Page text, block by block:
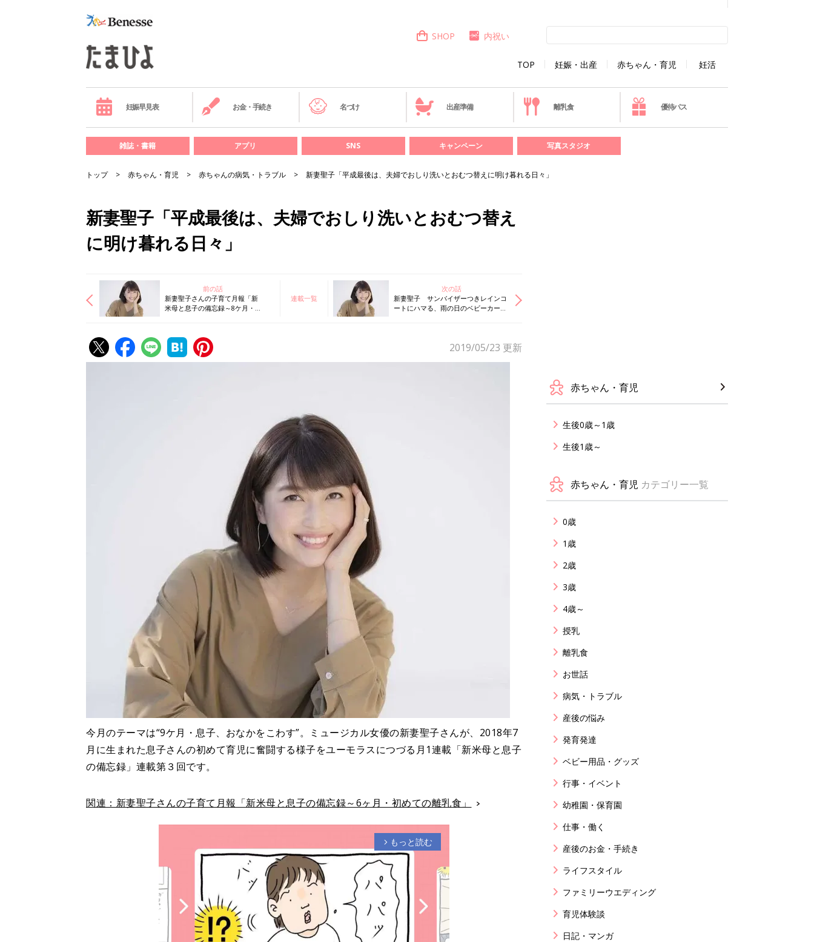
TOP 妊娠・出産 赤ちゃん・育児 妊活
SHOP 内祝い
妊娠早見表 お金・手続き 名づけ 出産準備 離乳食 優待パス
雑誌・書籍 アプリ SNS キャンペーン 写真スタジオ
トップ 赤ちゃん・育児 赤ちゃんの病気・トラブル 新妻聖子「平成最後は、夫婦でおしり洗いとおむつ替えに明け暮れる日々」
新妻聖子「平成最後は、夫婦でおしり洗いとおむつ替え
に明け暮れる日々」
前の話
新妻聖子さんの子育て月報「新
米母と息子の備忘録～8ケ月・初
連載一覧
次の話
新妻聖子 サンバイザーつきレインコ
ートにハマる、雨の日のベビーカー散
2019/05/23 更新
今月のテーマは“9ケ月・息子、おなかをこわす”。ミュージカル女優の新妻聖子さんが、2018年7
月に生まれた息子さんの初めて育児に奮闘する様子をユーモラスにつづる月1連載「新米母と息子
の備忘録」連載第３回です。
関連：新妻聖子さんの子育て月報「新米母と息子の備忘録～6ヶ月・初めての離乳食」
arrow_forward_ios もっと読む
赤ちゃん・育児
生後0歳～1歳
生後1歳～
赤ちゃん・育児 カテゴリー一覧
0歳
1歳
2歳
3歳
4歳～
授乳
離乳食
お世話
病気・トラブル
産後の悩み
発育発達
ベビー用品・グッズ
行事・イベント
幼稚園・保育園
仕事・働く
産後のお金・手続き
ライフスタイル
ファミリーウエディング
育児体験談
日記・マンガ